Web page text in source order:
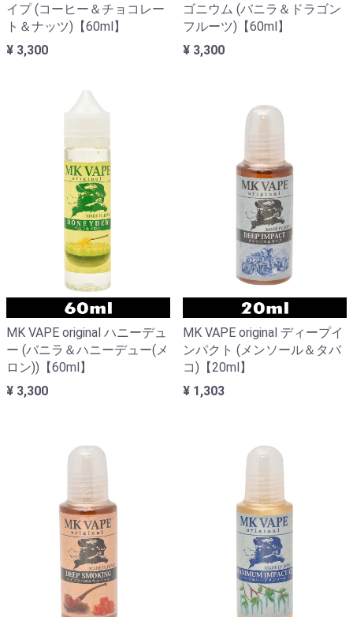
イプ (コーヒー＆チョコレー
ト＆ナッツ)【60ml】
¥ 3,300
ゴニウム (バニラ＆ドラゴン
フルーツ)【60ml】
¥ 3,300
MK VAPE original ハニーデュ
ー (バニラ＆ハニーデュー(メ
ロン))【60ml】
¥ 3,300
MK VAPE original ディープイ
ンパクト (メンソール＆タバ
コ)【20ml】
¥ 1,303